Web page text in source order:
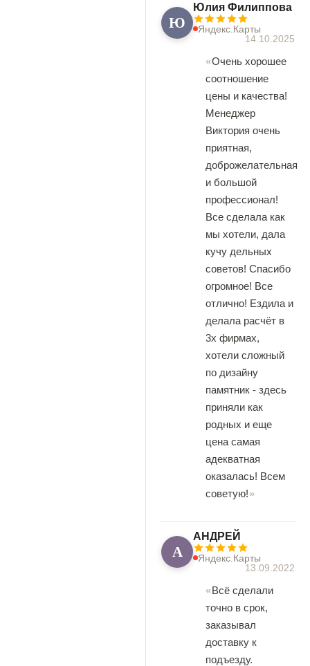
Ю
Юлия Филиппова
Яндекс.Карты
14.10.2025
Очень хорошее
соотношение
цены и качества!
Менеджер
Виктория очень
приятная,
доброжелательная
и большой
профессионал!
Все сделала как
мы хотели, дала
кучу дельных
советов! Спасибо
огромное! Все
отлично! Ездила и
делала расчёт в
3х фирмах,
хотели сложный
по дизайну
памятник - здесь
приняли как
родных и еще
цена самая
адекватная
оказалась! Всем
советую!
А
АНДРЕЙ
Яндекс.Карты
13.09.2022
Всё сделали
точно в срок,
заказывал
доставку к
подъезду.